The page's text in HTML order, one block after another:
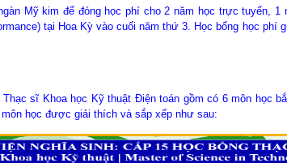
Mỹ kim để đóng học phí cho 2 năm học trực tuyến,
tại Hoa Kỳ vào cuối năm thứ 3. Học bổng học
sĩ Khoa học Kỹ thuật Điện toán gồm có 6 môn học
học được giải thích và sắp xếp như sau: